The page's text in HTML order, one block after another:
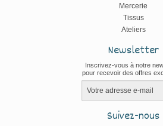
Mercerie
Tissus
Ateliers
Newsletter
Inscrivez-vous à notre
pour recevoir des offres
Suivez-nous